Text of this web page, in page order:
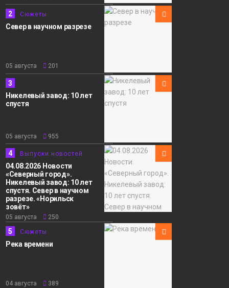
2 Сюжеты
Север в научном разрезе
05 августа 201
3
Никелевый завод: 10 лет
спустя
05 августа 955
4 Выпуски новостей
04.08.2026 Новости
«Северный город».
Никелевый завод: 10 лет
спустя. Север в научном
разрезе. «Норильск
зовёт»
05 августа 250
5 Сюжеты
Река времени
04 августа 389